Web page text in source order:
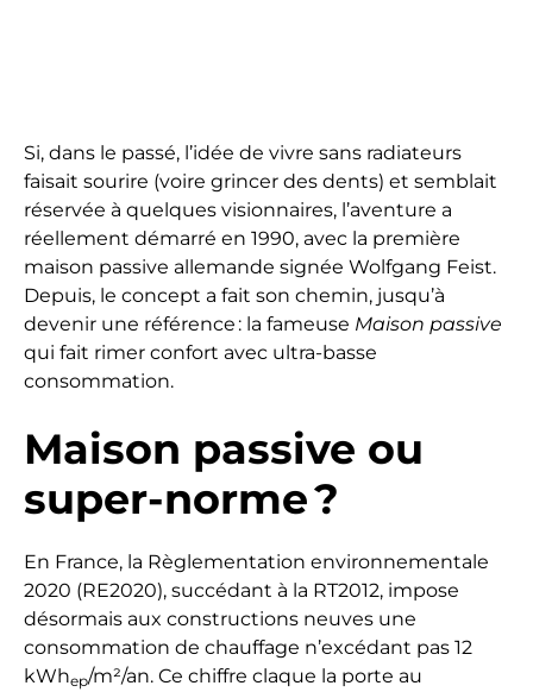
Si, dans le passé, l’idée de vivre sans radiateurs
faisait sourire (voire grincer des dents) et semblait
réservée à quelques visionnaires, l’aventure a
réellement démarré en 1990, avec la première
maison passive allemande signée Wolfgang Feist.
Depuis, le concept a fait son chemin, jusqu’à
devenir une référence : la fameuse Maison passive
qui fait rimer confort avec ultra-basse
consommation.
Maison passive ou
super-norme ?
En France, la Règlementation environnementale
2020 (RE2020), succédant à la RT2012, impose
désormais aux constructions neuves une
consommation de chauffage n’excédant pas 12
kWhep/m²/an. Ce chiffre claque la porte au